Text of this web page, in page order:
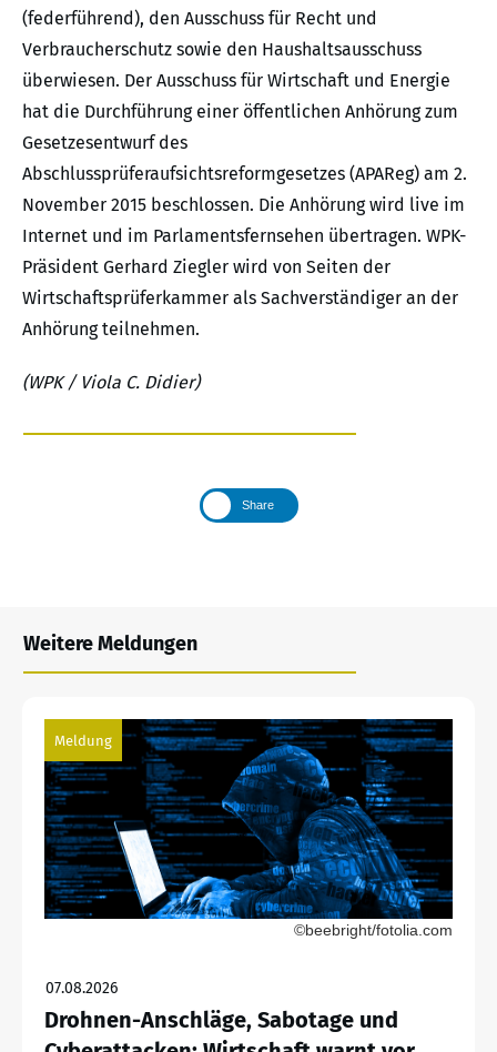
(federführend), den Ausschuss für Recht und
Verbraucherschutz sowie den Haushaltsausschuss
überwiesen. Der Ausschuss für Wirtschaft und Energie
hat die Durchführung einer öffentlichen Anhörung zum
Gesetzesentwurf des
Abschlussprüferaufsichtsreformgesetzes (APAReg) am 2.
November 2015 beschlossen. Die Anhörung wird live im
Internet und im Parlamentsfernsehen übertragen. WPK-
Präsident Gerhard Ziegler wird von Seiten der
Wirtschaftsprüferkammer als Sachverständiger an der
Anhörung teilnehmen.
(WPK / Viola C. Didier)
Share
Weitere Meldungen
Meldung
©beebright/fotolia.com
07.08.2026
Drohnen-Anschläge, Sabotage und